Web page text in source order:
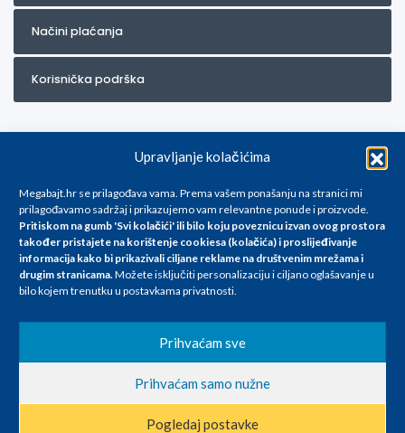
Upravljanje kolačićima
Megabajt.hr se prilagođava vama. Prema vašem ponašanju na stranici mi
prilagođavamo sadržaj i prikazujemo vam relevantne ponude i proizvode.
Pritiskom na gumb 'Svi kolačići' ili bilo koju poveznicu izvan ovog prostora
također pristajete na korištenje cookiesa (kolačića) i proslijeđivanje
informacija kako bi prikazivali ciljane reklame na društvenim mrežama i
drugim stranicama.Možete isključiti personalizaciju i ciljano oglašavanje u
bilo kojem trenutku u postavkama privatnosti.
Prihvaćam sve
Prihvaćam samo nužne
Pogledaj postavke
Načini plaćanja
Korisnička podrška
Za artikle kojih trenutno nema u ponudi obratite nam se na
info@megabajt.hr. Sve cijene su informativnog karaktera i podložne su
promjenama, a
iskazane su za avansno plaćanje(gotovina) u Eurima i uključuju PDV. Sve
se razlikovati od cijena u našim poslovnicama. Trudimo se dati što bolji
i točniji opis i sliku. Unatoč tome, ne možemo garantirati da su svi
nastale u opisu proizvoda, greške prilikom štampanja te promjene
cijena.